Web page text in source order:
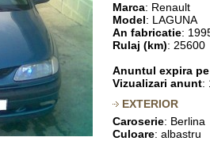
Marca: Renault
Model: LAGUNA
An fabricatie:
Rulaj (km): 25600
Anuntul expira pe
Vizualizari anunt:
EXTERIOR
Caroserie: Berlina
Culoare: albastru